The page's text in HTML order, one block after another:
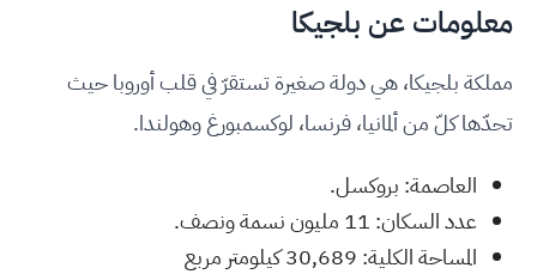
معلومات عن بلجيكا
مملكة بلجيكا، هي دولة صغيرة تستقرّ في قلب أوروبا حيث
تحدّها كلّ من ألمانيا، فرنسا، لوكسمبورغ وهولندا.
العاصمة: بروكسل.
عدد السكان: 11 مليون نسمة ونصف.
المساحة الكلية: 30,689 کیلومتر مربع